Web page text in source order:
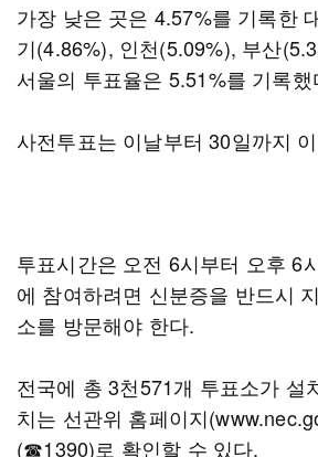
가장 낮은 곳은 4.57%를 기록한
기(4.86%), 인천(5.09%), 부산
서울의 투표율은 5.51%를 기록했
사전투표는 이날부터 30일까지
투표시간은 오전 6시부터 오후 6
에 참여하려면 신분증을 반드시
소를 방문해야 한다.
전국에 총 3천571개 투표소가 설
치는 선관위 홈페이지
(☎1390)로 확인할 수 있다.